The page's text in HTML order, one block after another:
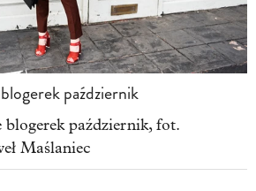
październik
blogerek październik, fot.
Maślaniec